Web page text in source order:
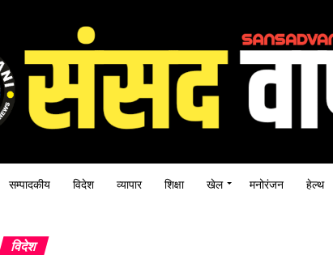
सम्पादकीय विदेश व्यापार शिक्षा खेल मनोरंजन हेल्थ
विदेश